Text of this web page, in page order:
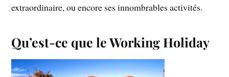
extraordinaire, ou encore ses innombrables activités.
Qu’est-ce que le Working Holiday